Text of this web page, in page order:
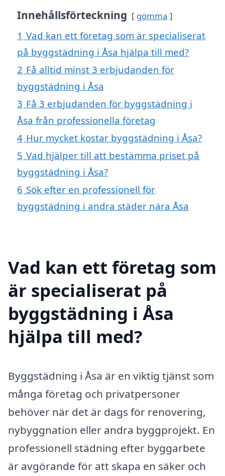
Innehållsförteckning gömma
1 Vad kan ett företag som är specialiserat
på byggstädning i Åsa hjälpa till med?
2 Få alltid minst 3 erbjudanden för
byggstädning i Åsa
3 Få 3 erbjudanden för byggstädning i
Åsa från professionella företag
4 Hur mycket kostar byggstädning i Åsa?
5 Vad hjälper till att bestämma priset på
byggstädning i Åsa?
6 Sök efter en professionell för
byggstädning i andra städer nära Åsa
Vad kan ett företag som
är specialiserat på
byggstädning i Åsa
hjälpa till med?
Byggstädning i Åsa är en viktig tjänst som
många företag och privatpersoner
behöver när det är dags för renovering,
nybyggnation eller andra byggprojekt. En
professionell städning efter byggarbete
är avgörande för att skapa en säker och